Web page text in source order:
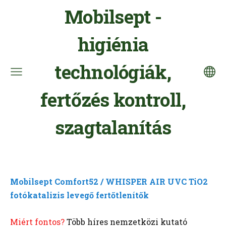
Mobilsept -
higiénia
technológiák,
fertőzés kontroll,
szagtalanítás
Mobilsept Comfort52 / WHISPER AIR UVC TiO2
fotókatalizis levegő fertőtlenítők
Miért fontos?Több híres nemzetközi kutató